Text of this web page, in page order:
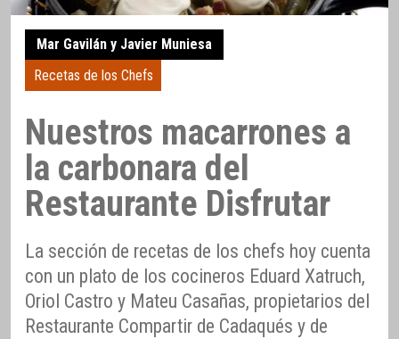
Mar Gavilán y Javier Muniesa
Recetas de los Chefs
Nuestros macarrones a
la carbonara del
Restaurante Disfrutar
La sección de recetas de los chefs hoy cuenta
con un plato de los cocineros Eduard Xatruch,
Oriol Castro y Mateu Casañas, propietarios del
Restaurante Compartir de Cadaqués y de